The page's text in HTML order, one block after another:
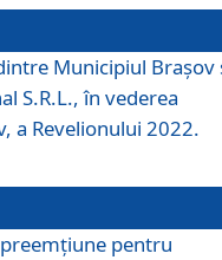
Municipiul Brașov
S.R.L., în vederea
a Revelionului 2022.
pentru